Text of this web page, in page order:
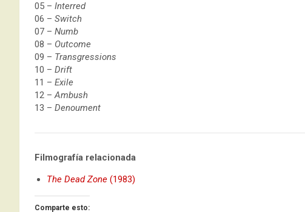
05 – Interred
06 – Switch
07 – Numb
08 – Outcome
09 – Transgressions
10 – Drift
11 – Exile
12 –Ambush
13 – Denoument
Filmografía relacionada
The Dead Zone (1983)
Comparte esto: